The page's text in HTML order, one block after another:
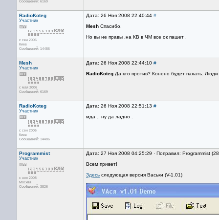
Сообщений: 6169
RadioKoteg
Участник
с сен 2006
Киев
Сообщений: 14486
Дата: 26 Ноя 2008 22:40:44 #
Mesh Спасибо.
Но вы не правы ,на КВ в ЧМ все ок пашет .
Mesh
Участник
с мая 2006
Сообщений: 6169
Дата: 26 Ноя 2008 22:44:10 #
RadioKoteg Да кто против? Конено будет пахать.
RadioKoteg
Участник
с сен 2006
Киев
Сообщений: 14486
Дата: 26 Ноя 2008 22:51:13 #
мда .. ну да ладно .
Programmist
Участник
с ноя 2008
Москва
Сообщений: 3826
Дата: 27 Ноя 2008 04:25:29 · Поправил: Programmist
Всем привет!
Здесь следующая версия Васьки (V-1.01)